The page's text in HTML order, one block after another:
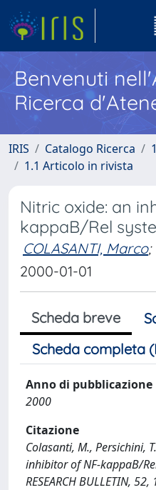
Benvenuti
Ricerca
IRIS Catalogo Ricerca
1.1 Articolo in rivista
Nitric oxide: an
kappaB/Rel
COLASANTI, Marco;
2000-01-01
Scheda breve
Scheda completa
Anno di pubblicazione
2000
Citazione
Colasanti, M., Persichini,
inhibitor of NF-kappaB/
RESEARCH BULLETIN,